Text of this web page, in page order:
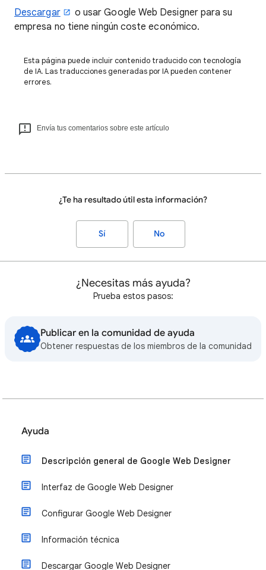
Descargar
o usar Google Web Designer para su
empresa no tiene ningún coste económico.
Esta página puede incluir contenido traducido con tecnología
de IA. Las traducciones generadas por IA pueden contener
errores.
Envía tus comentarios sobre este artículo
¿Te ha resultado útil esta información?
Sí No
¿Necesitas más ayuda?
Prueba estos pasos:
Publicar en la comunidad de ayuda
Obtener respuestas de los miembros de la comunidad
Ayuda
Descripción general de Google Web Designer
Interfaz de Google Web Designer
Configurar Google Web Designer
Información técnica
Descargar Google Web Designer